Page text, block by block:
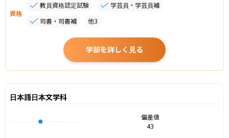
資格
教員資格認定試験
学芸員・学芸員補
司書・司書補
他3
学部を詳しく見る
日本語日本文学科
偏差値
43